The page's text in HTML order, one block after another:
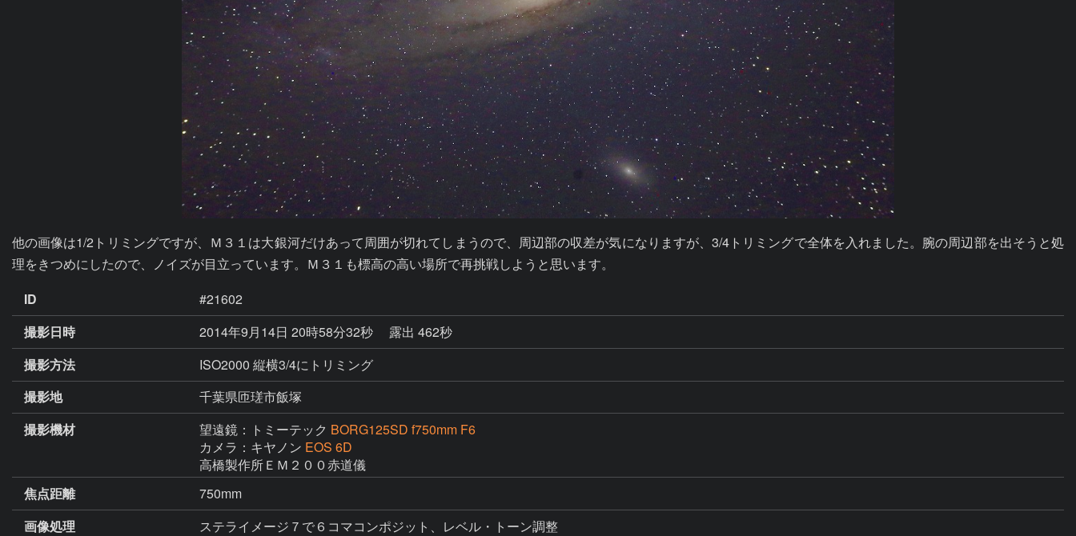
他の画像は1/2トリミングですが、Ｍ３１は大銀河だけあって周囲が切れてしまうので、周辺部の収差が気になりますが、3/4トリミングで全体を入れました。腕の周辺部を出そうと処
理をきつめにしたので、ノイズが目立っています。Ｍ３１も標高の高い場所で再挑戦しようと思います。
ID
#21602
撮影日時
2014年9月14日 20時58分32秒
露出 462秒
撮影方法
ISO2000 縦横3/4にトリミング
撮影地
千葉県匝瑳市飯塚
撮影機材
望遠鏡：トミーテック BORG125SD f750mm F6
カメラ：キヤノン EOS 6D
高橋製作所ＥＭ２００赤道儀
焦点距離
750mm
画像処理
ステライメージ７で６コマコンポジット、レベル・トーン調整